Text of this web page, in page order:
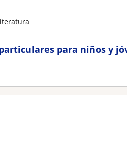
para niños y